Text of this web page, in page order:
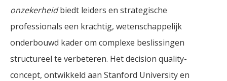
onzekerheidbiedt leiders en strategische
professionals een krachtig, wetenschappelijk
onderbouwd kader om complexe beslissingen
structureel te verbeteren. Het decision quality-
concept, ontwikkeld aan Stanford University en